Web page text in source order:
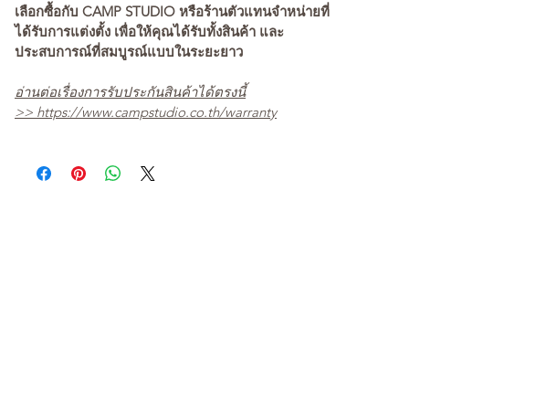
เลือกซื้อกับ CAMP STUDIO หรือร้านตัวแทนจำหน่ายที่
ได้รับการแต่งตั้ง เพื่อให้คุณได้รับทั้งสินค้า และ
ประสบการณ์ที่สมบูรณ์แบบในระยะยาว
อ่านต่อเรื่องการรับประกันสินค้าได้ตรงนี้
>> https://www.campstudio.co.th/warranty